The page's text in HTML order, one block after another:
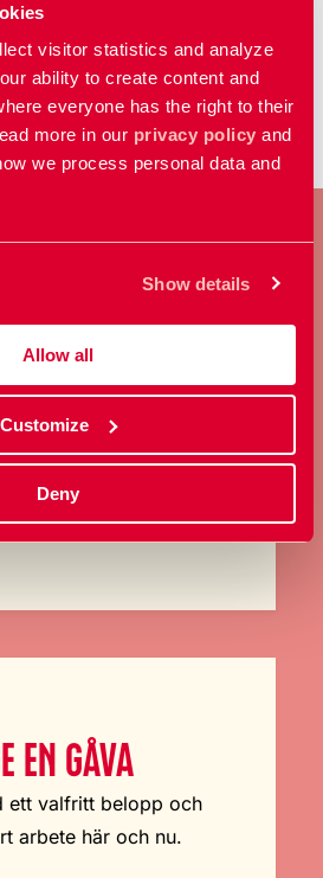
visitor statistics and analyze
ability to create content and
everyone has the right to their
more in our privacy policy and
we process personal data and
Show details
Allow all
Customize
Deny
med en
som vill träffa
kärleken.RFSUMalmö är
våra cafékvällar! Till
inte komma på
registrera dig ändå?
hemsida Logga in på
- Sex för alla
8 9 10 ... 94
MEDLEM
för allas rätt att
över sin kropp och
sexualitet.
Bli medlem
EN GÅVA
ett valfritt belopp och
arbete här och nu.